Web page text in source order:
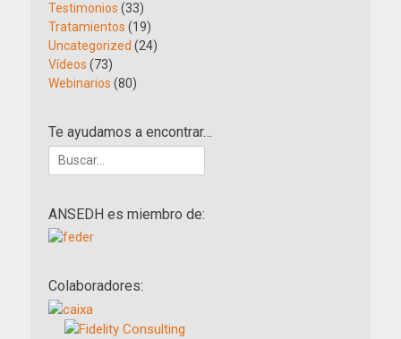
Testimonios (33)
Tratamientos (19)
Uncategorized (24)
Vídeos (73)
Webinarios (80)
Te ayudamos a encontrar…
Buscar:
ANSEDH es miembro de:
Colaboradores: